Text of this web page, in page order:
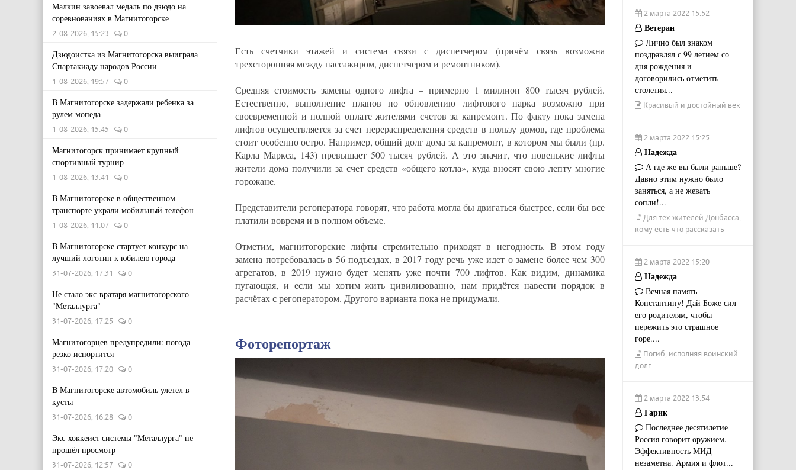
Малкин завоевал медаль по дзюдо на
соревнованиях в Магнитогорске
2-08-2026, 15:23 0
Дзюдоистка из Магнитогорска выиграла
Спартакиаду народов России
1-08-2026, 19:57 0
В Магнитогорске задержали ребенка за
рулем мопеда
1-08-2026, 15:45 0
Магнитогорск принимает крупный
спортивный турнир
1-08-2026, 13:41 0
В Магнитогорске в общественном
транспорте украли мобильный телефон
1-08-2026, 11:07 0
В Магнитогорске стартует конкурс на
лучший логотип к юбилею города
31-07-2026, 17:31 0
Не стало экс-вратаря магнитогорского
"Металлурга"
31-07-2026, 17:25 0
Магнитогорцев предупредили: погода
резко испортится
31-07-2026, 17:20 0
В Магнитогорске автомобиль улетел в
кусты
31-07-2026, 16:28 0
Экс-хоккеист системы "Металлурга" не
прошёл просмотр
31-07-2026, 12:57 0
Есть счетчики этажей и система связи с диспетчером (причём связь возможна
трехсторонняя между пассажиром, диспетчером и ремонтником).
Средняя стоимость замены одного лифта – примерно 1 миллион 800 тысяч рублей.
Естественно, выполнение планов по обновлению лифтового парка возможно при
своевременной и полной оплате жителями счетов за капремонт. По факту пока замена
лифтов осуществляется за счет перераспределения средств в пользу домов, где проблема
стоит особенно остро. Например, общий долг дома за капремонт, в котором мы были (пр.
Карла Маркса, 143) превышает 500 тысяч рублей. А это значит, что новенькие лифты
жители дома получили за счет средств «общего котла», куда вносят свою лепту многие
горожане.
Представители регоператора говорят, что работа могла бы двигаться быстрее, если бы все
платили вовремя и в полном объеме.
Отметим, магнитогорские лифты стремительно приходят в негодность. В этом году
замена потребовалась в 56 подъездах, в 2017 году речь уже идет о замене более чем 300
агрегатов, в 2019 нужно будет менять уже почти 700 лифтов. Как видим, динамика
пугающая, и если мы хотим жить цивилизованно, нам придётся навести порядок в
расчётах с регоператором. Другого варианта пока не придумали.
Фоторепортаж
2 марта 2022 15:52
Ветеран
Лично был знаком
поздравлял с 99 летием со
дня рождения и
договорились отметить
столетия...
Красивый и достойный век
2 марта 2022 15:25
Надежда
А где же вы были раньше?
Давно этим нужно было
заняться, а не жевать
сопли!...
Для тех жителей Донбасса,
кому есть что рассказать
2 марта 2022 15:20
Надежда
Вечная память
Константину! Дай Боже сил
его родителям, чтобы
пережить это страшное
горе....
Погиб, исполняя воинский
долг
2 марта 2022 13:54
Гарик
Последнее десятилетие
Россия говорит оружием.
Эффективность МИД
незаметна. Армия и флот...